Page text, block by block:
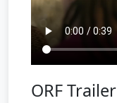
ORF Trailer